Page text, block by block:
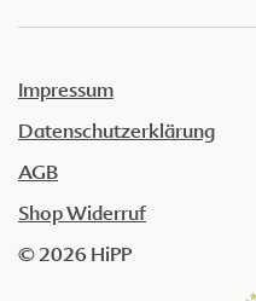
Impressum
Datenschutzerklärung
AGB
Shop Widerruf
© 2026 HiPP